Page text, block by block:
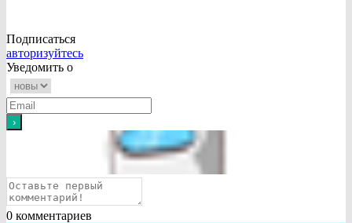
Подписаться
авторизуйтесь
Уведомить о
0 комментариев